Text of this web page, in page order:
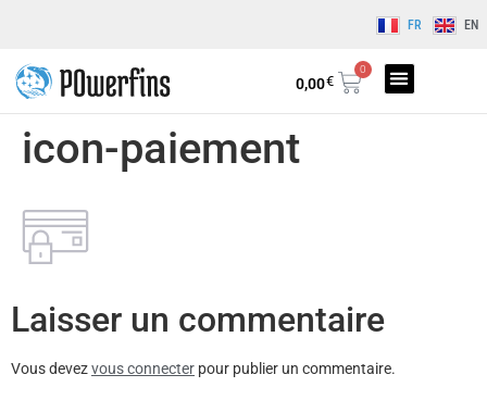
FR EN
0,00€
0
icon-paiement
Laisser un commentaire
Vous devezvous connecter pour publier un commentaire.